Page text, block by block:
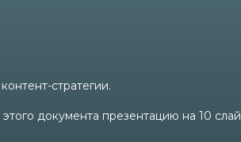
стратегии.
документа презентацию на 10